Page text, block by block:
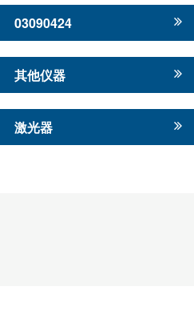
03090424
其他仪器
激光器